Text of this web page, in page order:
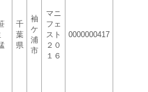
千
葉
県
袖
ケ
浦
市
マニ
フェ
スト
２０
１６
0000000417